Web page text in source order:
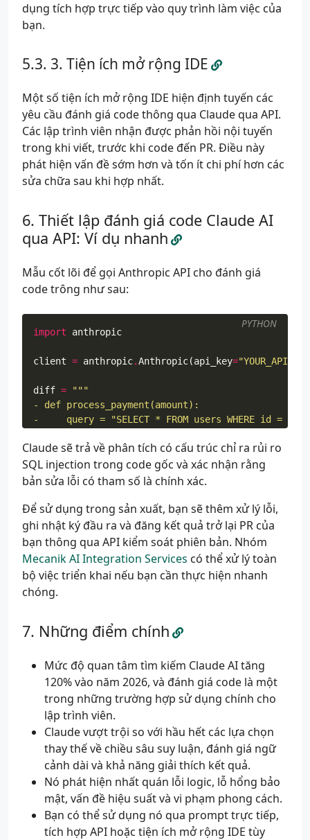
dụng tích hợp trực tiếp vào quy trình làm việc của
bạn.
3. Tiện ích mở rộng IDE
Một số tiện ích mở rộng IDE hiện định tuyến các
yêu cầu đánh giá code thông qua Claude qua API.
Các lập trình viên nhận được phản hồi nội tuyến
trong khi viết, trước khi code đến PR. Điều này
phát hiện vấn đề sớm hơn và tốn ít chi phí hơn các
sửa chữa sau khi hợp nhất.
Thiết lập đánh giá code Claude AI
qua API: Ví dụ nhanh
Mẫu cốt lõi để gọi Anthropic API cho đánh giá
code trông như sau:
import anthropic
client = anthropic.Anthropic(api_key=
diff =
+     query = "SELECT * FROM users WHERE id =
"""
model ="claude-sonnet-4-6",
max_tokens= 1024,
messages
[
"role": "user",
"content": f"Review this code diff
PYTHON
Claude sẽ trả về phân tích có cấu trúc chỉ ra rủi ro
SQL injection trong code gốc và xác nhận rằng
bản sửa lỗi có tham số là chính xác.
Để sử dụng trong sản xuất, bạn sẽ thêm xử lý lỗi,
ghi nhật ký đầu ra và đăng kết quả trở lại PR của
bạn thông qua API kiểm soát phiên bản. Nhóm
Mecanik AI Integration Services có thể xử lý toàn
bộ việc triển khai nếu bạn cần thực hiện nhanh
chóng.
Những điểm chính
Mức độ quan tâm tìm kiếm Claude AI tăng
120% vào năm 2026, và đánh giá code là một
trong những trường hợp sử dụng chính cho
lập trình viên.
Claude vượt trội so với hầu hết các lựa chọn
thay thế về chiều sâu suy luận, đánh giá ngữ
cảnh dài và khả năng giải thích kết quả.
Nó phát hiện nhất quán lỗi logic, lỗ hổng bảo
mật, vấn đề hiệu suất và vi phạm phong cách.
Bạn có thể sử dụng nó qua prompt trực tiếp,
tích hợp API hoặc tiện ích mở rộng IDE tùy